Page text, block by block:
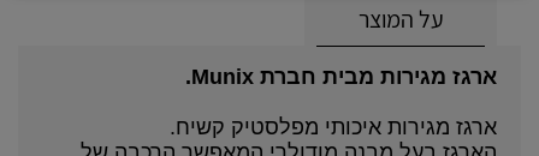
על המוצר
ארגז מגירות מבית חברת Munix.
ארגז מגירות איכותי מפלסטיק קשיח.